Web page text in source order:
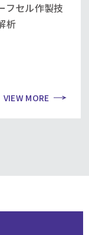
フセル作製技
析
VIEW MORE